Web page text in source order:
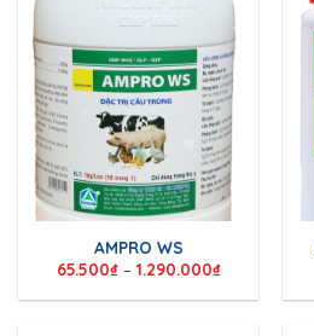
AMPRO WS
65.500₫– 1.290.000₫